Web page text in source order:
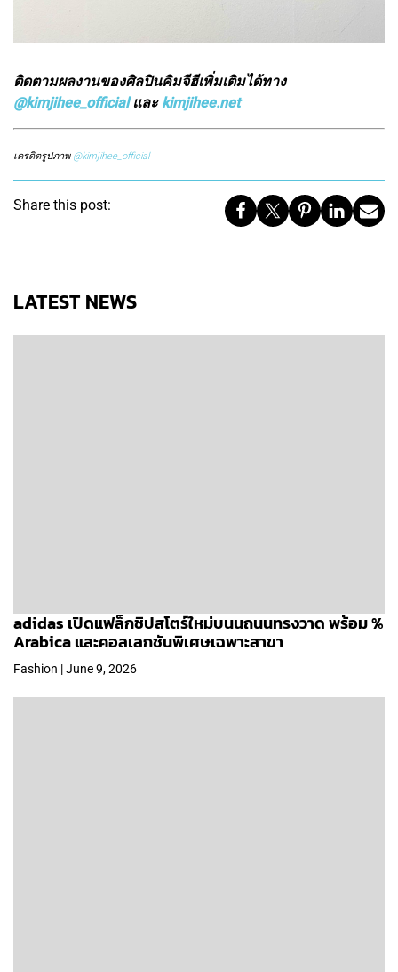
ติดตามผลงานของศิลปินคิมจีฮีเพิ่มเติมได้ทาง
@kimjihee_officialและ kimjihee.net
เครดิตรูปภาพ @kimjihee_official
Share this post:
LATEST NEWS
adidas เปิดแฟล็กชิปสโตร์ใหม่บนนถนนทรงวาด พร้อม %
Arabica และคอลเลกชันพิเศษเฉพาะสาขา
Fashion | June 9, 2026